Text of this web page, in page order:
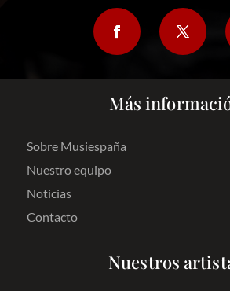
Más
Sobre Musiespaña
Nuestro equipo
Noticias
Contacto
Nuestros